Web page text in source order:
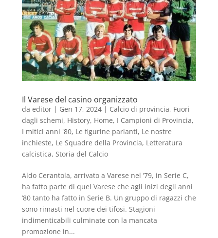
Il Varese del casino organizzato
da editor| Gen 17, 2024| Calcio di provincia, Fuori
dagli schemi, History, Home, I Campioni di Provincia,
I mitici anni '80, Le figurine parlanti, Le nostre
inchieste, Le Squadre della Provincia, Letteratura
calcistica, Storia del Calcio
Aldo Cerantola, arrivato a Varese nel ’79, in Serie C,
ha fatto parte di quel Varese che agli inizi degli anni
’80 tanto ha fatto in Serie B. Un gruppo di ragazzi che
sono rimasti nel cuore dei tifosi. Stagioni
indimenticabili culminate con la mancata
promozione in...